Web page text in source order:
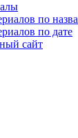
по
по дате
сайт